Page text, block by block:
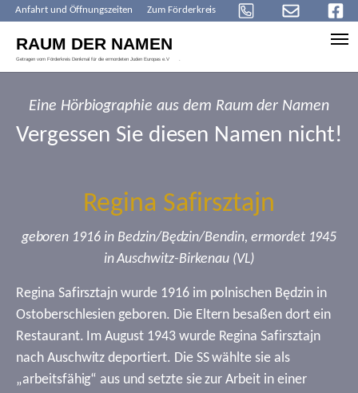
Anfahrt und Öffnungszeiten Zum Förderkreis
Eine Hörbiographie aus dem Raum der Namen
Vergessen Sie diesen Namen nicht!
Regina Safirsztajn
geboren 1916 in Bedzin/Będzin/Bendin, ermordet 1945
in Auschwitz-Birkenau (VL)
Regina Safirsztajn wurde 1916 im polnischen Będzin in
Ostoberschlesien geboren. Die Eltern besaßen dort ein
Restaurant. Im August 1943 wurde Regina Safirsztajn
nach Auschwitz deportiert. Die SS wählte sie als
„arbeitsfähig“ aus und setzte sie zur Arbeit in einer